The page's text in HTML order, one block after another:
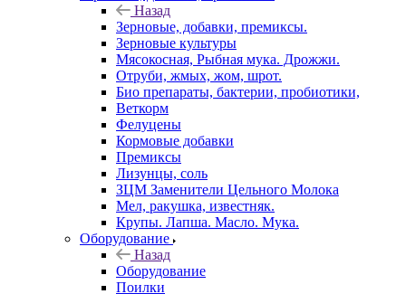
Назад
Зерновые, добавки, премиксы.
Зерновые культуры
Мясокосная, Рыбная мука. Дрожжи.
Отруби, жмых, жом, шрот.
Био препараты, бактерии, пробиотики,
Веткорм
Фелуцены
Кормовые добавки
Премиксы
Лизунцы, соль
ЗЦМ Заменители Цельного Молока
Мел, ракушка, известняк.
Крупы. Лапша. Масло. Мука.
Оборудование
Назад
Оборудование
Поилки